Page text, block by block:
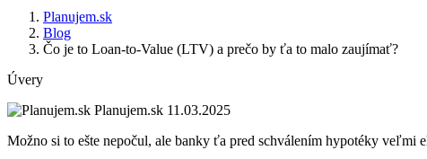
Planujem.sk
Blog
Čo je to Loan-to-Value (LTV) a prečo by ťa to malo zaujímať?
Úvery
Planujem.sk 11.03.2025
Možno si to ešte nepočul, ale banky ťa pred schválením hypotéky veľmi